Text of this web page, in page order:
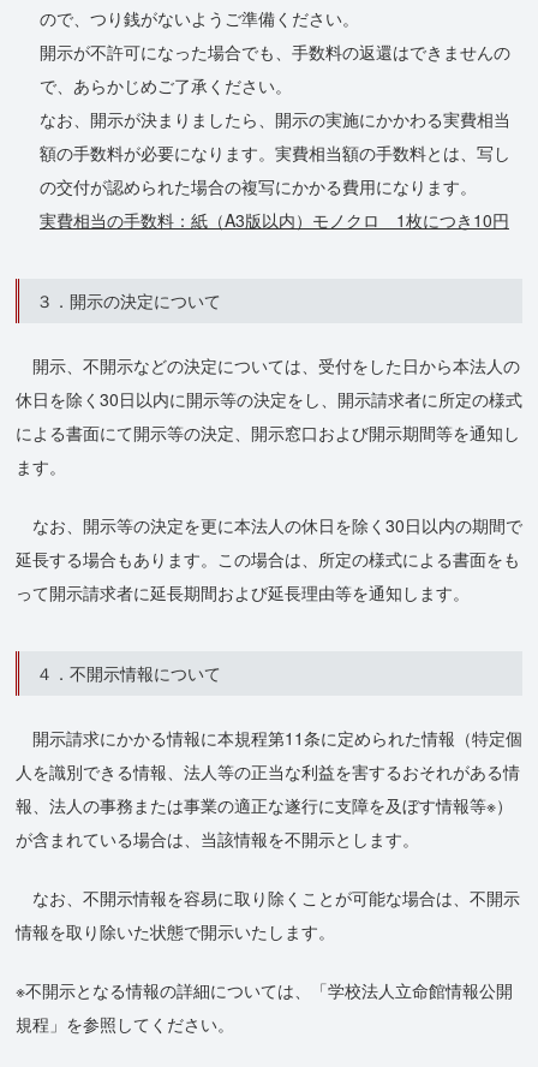
ので、つり銭がないようご準備ください。
開示が不許可になった場合でも、手数料の返還はできませんの
で、あらかじめご了承ください。
なお、開示が決まりましたら、開示の実施にかかわる実費相当
額の手数料が必要になります。実費相当額の手数料とは、写し
の交付が認められた場合の複写にかかる費用になります。
実費相当の手数料：紙（A3版以内）モノクロ 1枚につき10円
３．開示の決定について
開示、不開示などの決定については、受付をした日から本法人の
休日を除く30日以内に開示等の決定をし、開示請求者に所定の様式
による書面にて開示等の決定、開示窓口および開示期間等を通知し
ます。
なお、開示等の決定を更に本法人の休日を除く30日以内の期間で
延長する場合もあります。この場合は、所定の様式による書面をも
って開示請求者に延長期間および延長理由等を通知します。
４．不開示情報について
開示請求にかかる情報に本規程第11条に定められた情報（特定個
人を識別できる情報、法人等の正当な利益を害するおそれがある情
報、法人の事務または事業の適正な遂行に支障を及ぼす情報等※）
が含まれている場合は、当該情報を不開示とします。
なお、不開示情報を容易に取り除くことが可能な場合は、不開示
情報を取り除いた状態で開示いたします。
※不開示となる情報の詳細については、「学校法人立命館情報公開
規程」を参照してください。